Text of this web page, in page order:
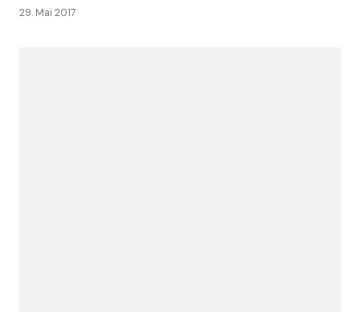
29. Mai 2017